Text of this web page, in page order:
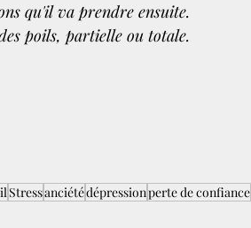
qu'il va prendre ensuite.
poils, partielle ou totale.
Stressanciétédépressionperte de confiance